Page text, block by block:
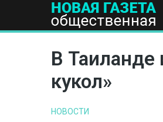
ПОЛИТИКА ОБЩЕСТВО
В Таиланде
кукол»
НОВОСТИ